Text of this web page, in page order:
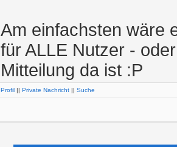
Am einfachsten wäre
für ALLE Nutzer -
Mitteilung da ist :P
Profil || Private Nachricht || Suche